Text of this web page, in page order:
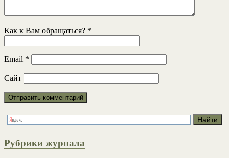
Как к Вам обращаться? *
Email *
Сайт
Рубрики журнала